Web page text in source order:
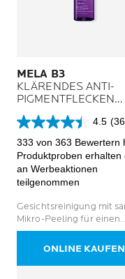
MELA B3
KLÄRENDES ANTI-
PIGMENTFLECKEN
REINIGUNGSGEL
4.5
4.5
von
5
Sternen.
363
333 von 363 Bewertern
Produktproben erhalten
an Werbeaktionen
teilgenommen
Gesichtsreinigung mit
Mikro-Peeling für einen
ebenmäßigeren Teint
Pigmentflecken
ONLINE KAUFEN